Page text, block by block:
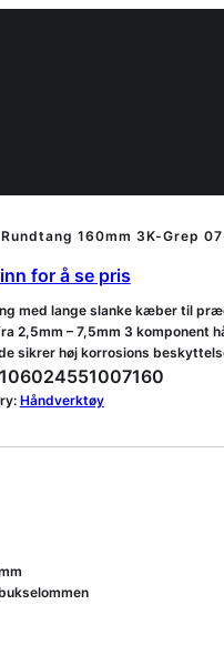
160mm 3K-Grep
for å se pris
med lange slanke kæber til
2,5mm – 7,5mm 3 komponent
sikrer høj korrosions
106024551007160
Håndverktøy